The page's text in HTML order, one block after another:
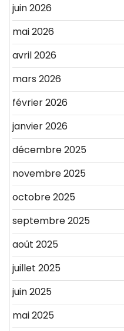
juin 2026
mai 2026
avril 2026
mars 2026
février 2026
janvier 2026
décembre 2025
novembre 2025
octobre 2025
septembre 2025
août 2025
juillet 2025
juin 2025
mai 2025